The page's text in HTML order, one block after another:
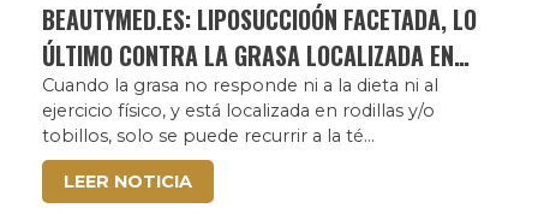
BEAUTYMED.ES: LIPOSUCCIOÓN FACETADA, LO
ÚLTIMO CONTRA LA GRASA LOCALIZADA EN
RODILLAS Y TOBILLOS
Cuando la grasa no responde ni a la dieta ni al
ejercicio físico, y está localizada en rodillas y/o
tobillos, solo se puede recurrir a la té...
LEER NOTICIA